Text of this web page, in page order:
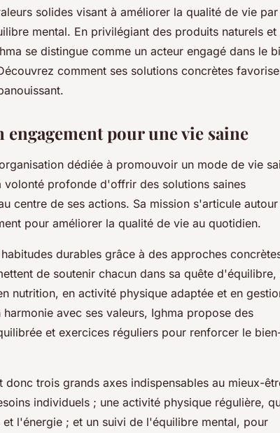
solides visant à améliorer la qualité de vie par
mental. En privilégiant des produits naturels et
se distingue comme un acteur engagé dans le
comment ses solutions concrètes
engagement pour une vie saine
dédiée à promouvoir un mode de vie
volonté profonde d'offrir des solutions saines
centre de ses actions. Sa mission s'articule
pour améliorer la qualité de vie au quotidien.
durables grâce à des approches
de soutenir chacun dans sa quête d'équilibre,
nutrition, en activité physique adaptée et en
avec ses valeurs, Ighma propose des
et exercices réguliers pour renforcer le
trois grands axes indispensables au mieux-
individuels ; une activité physique régulière,
l'énergie ; et un suivi de l'équilibre mental, pour